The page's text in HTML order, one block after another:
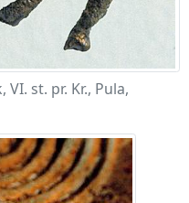
VI. st. pr. Kr., Pula,